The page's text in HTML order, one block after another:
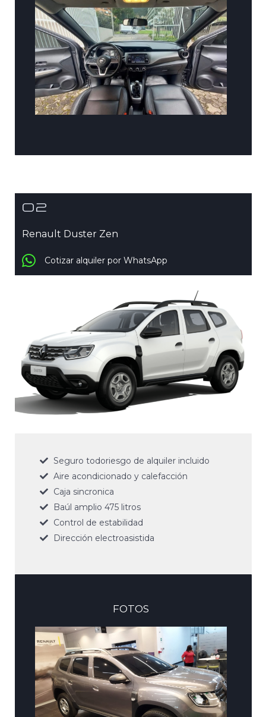
02
Renault Duster Zen
Cotizar alquiler por WhatsApp
Seguro todoriesgo de alquiler incluido
Aire acondicionado y calefacción
Caja sincronica
Baúl amplio 475 litros
Control de estabilidad
Dirección electroasistida
FOTOS